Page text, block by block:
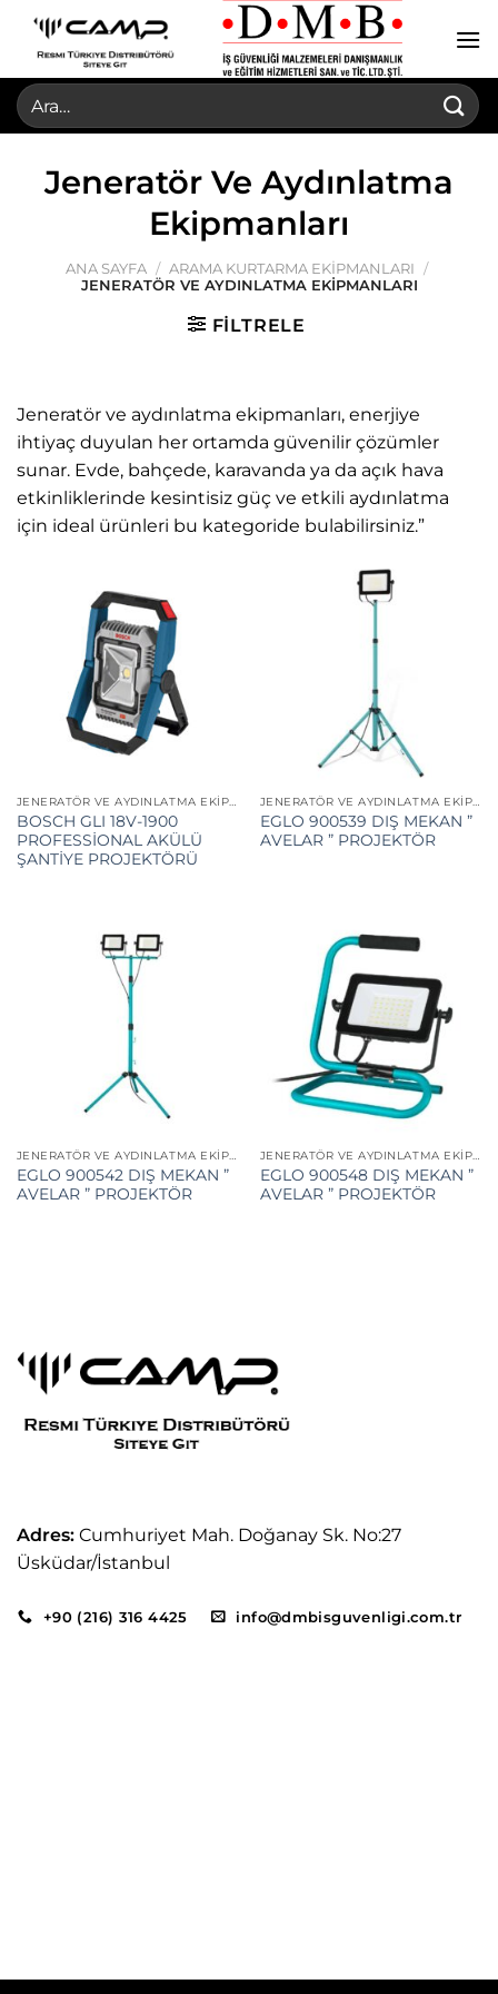
İçeriğe
Ara:
Jeneratör Ve Aydınlatma
Ekipmanları
ANA SAYFA / ARAMA KURTARMA EKIPMANLARI /
JENERATÖR VE AYDINLATMA EKIPMANLARI
FILTRELE
Jeneratör ve aydınlatma ekipmanları, enerjiye
ihtiyaç duyulan her ortamda güvenilir çözümler
sunar. Evde, bahçede, karavanda ya da açık hava
etkinliklerinde kesintisiz güç ve etkili aydınlatma
için ideal ürünleri bu kategoride bulabilirsiniz.”
JENERATÖR VE AYDINLATMA EKIPMANLARI
BOSCH GLI 18V-1900
PROFESSİONAL AKÜLÜ
ŞANTİYE PROJEKTÖRÜ
JENERATÖR VE AYDINLATMA EKIPMANLARI
EGLO 900539 DIŞ MEKAN ”
AVELAR ” PROJEKTÖR
JENERATÖR VE AYDINLATMA EKIPMANLARI
EGLO 900542 DIŞ MEKAN ”
AVELAR ” PROJEKTÖR
JENERATÖR VE AYDINLATMA EKIPMANLARI
EGLO 900548 DIŞ MEKAN ”
AVELAR ” PROJEKTÖR
Adres: Cumhuriyet Mah. Doğanay Sk. No:27
Üsküdar/İstanbul
+90 (216) 316 4425 info@dmbisguvenligi.com.tr